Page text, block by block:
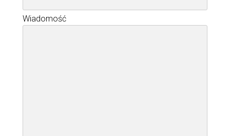
Wiadomość